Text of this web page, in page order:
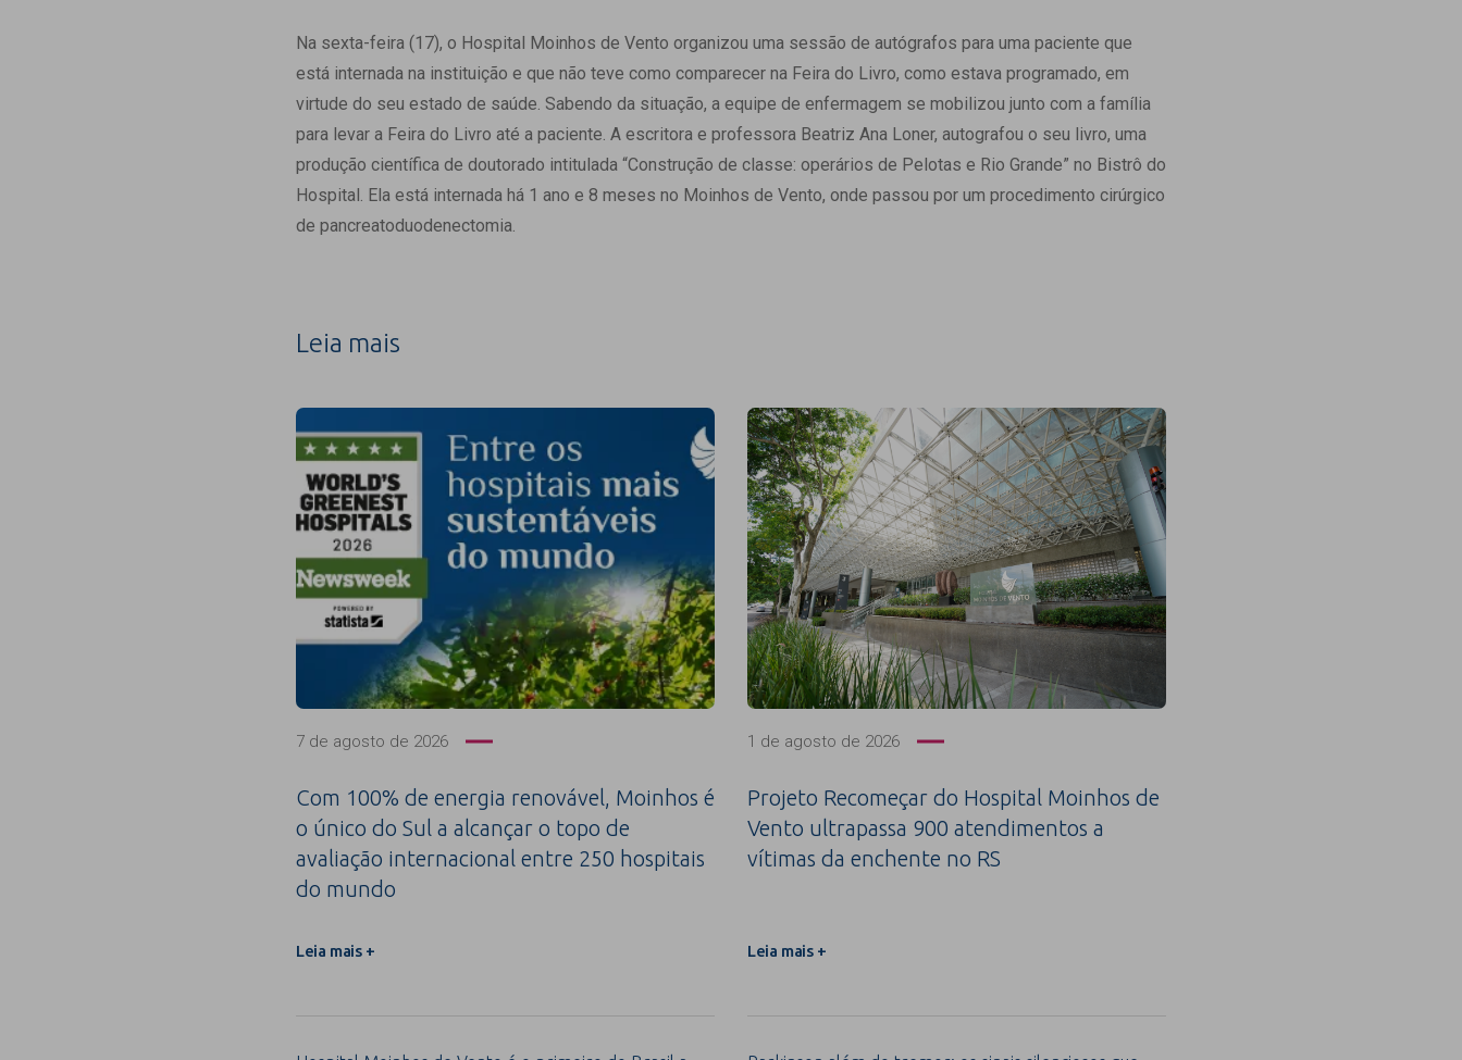
Estrutura de Gestão
Exames - Portal Médico
Farmácia
Fisioterapia
Responsabilidade Ambiental
Responsabilidade Social
Empresas
Tele Interconsultas
Cabine Telemedicina
Gestão do Cuidado
Na sexta-feira (17), o Hospital Moinhos de Vento organizou uma sessão de autógrafos para uma paciente que
está internada na instituição e que não teve como comparecer na Feira do Livro, como estava programado, em
virtude do seu estado de saúde. Sabendo da situação, a equipe de enfermagem se mobilizou junto com a família
para levar a Feira do Livro até a paciente. A escritora e professora Beatriz Ana Loner, autografou o seu livro, uma
produção científica de doutorado intitulada “Construção de classe: operários de Pelotas e Rio Grande” no Bistrô do
Hospital. Ela está internada há 1 ano e 8 meses no Moinhos de Vento, onde passou por um procedimento cirúrgico
de pancreatoduodenectomia.
Leia mais
7 de agosto de 2026
Com 100% de energia renovável, Moinhos é
o único do Sul a alcançar o topo de
avaliação internacional entre 250 hospitais
do mundo
Leia mais +
1 de agosto de 2026
Projeto Recomeçar do Hospital Moinhos de
Vento ultrapassa 900 atendimentos a
vítimas da enchente no RS
Leia mais +